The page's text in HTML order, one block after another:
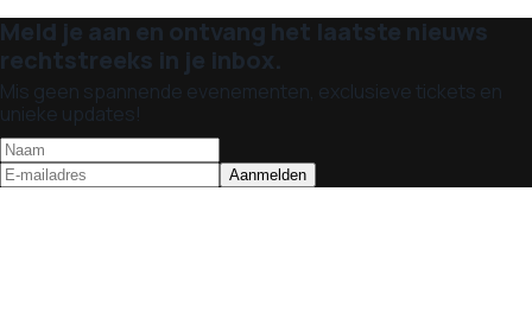
Meld je aan en ontvang het laatste nieuws
rechtstreeks in je inbox.
Mis geen spannende evenementen, exclusieve tickets en
unieke updates!